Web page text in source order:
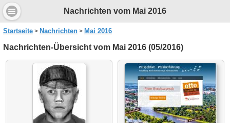
Nachrichten vom Mai 2016
Startseite Nachrichten Mai 2016
Nachrichten-Übersicht vom Mai 2016 (05/2016)